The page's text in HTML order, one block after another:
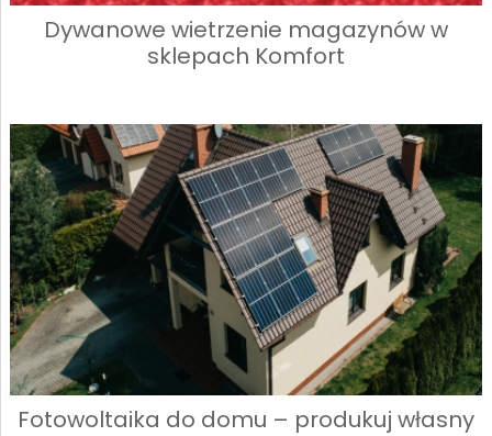
Dywanowe wietrzenie magazynów w
sklepach Komfort
Fotowoltaika do domu – produkuj własny